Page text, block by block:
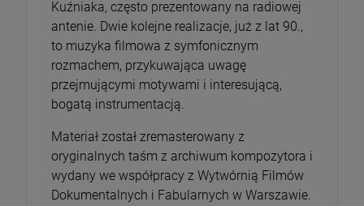
Kuźniaka, często prezentowany na radiowej
antenie. Dwie kolejne realizacje, już z lat 90.,
to muzyka filmowa z symfonicznym
rozmachem, przykuwająca uwagę
przejmującymi motywami i interesującą,
bogatą instrumentacją.
Materiał został zremasterowany z
oryginalnych taśm z archiwum kompozytora i
wydany we współpracy z Wytwórnią Filmów
Dokumentalnych i Fabularnych w Warszawie.